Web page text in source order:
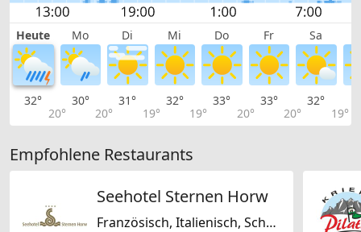
Heute Mo Di Mi Do Fr Sa
32°
20°
30°
20°
31°
19°
32°
19°
33°
20°
33°
20°
32°
19°
Empfohlene Restaurants
Seehotel Sternen Horw
Französisch, Italienisch, Schweizerisch